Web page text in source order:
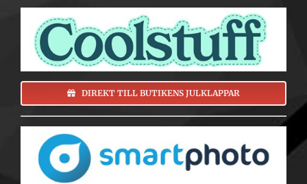
DIREKT TILL BUTIKENS JULKLAPPAR